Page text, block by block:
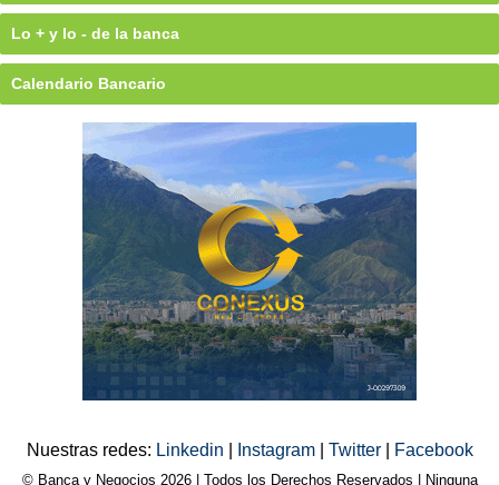
Lo + y lo - de la banca
Calendario Bancario
Nuestras redes: Linkedin Instagram Twitter Facebook
© Banca y Negocios 2026 | Todos los Derechos Reservados | Ninguna